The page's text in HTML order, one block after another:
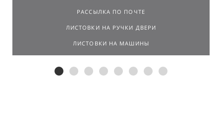
РАССЫЛКА ПО ПОЧТЕ
ЛИСТОВКИ НА РУЧКИ ДВЕРИ
ЛИСТОВКИ НА МАШИНЫ